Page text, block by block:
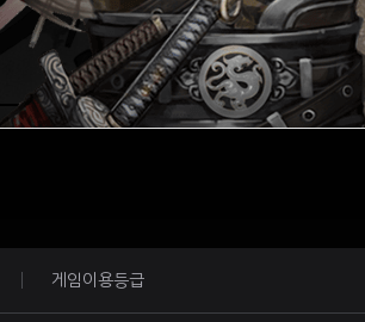
게임이용등급